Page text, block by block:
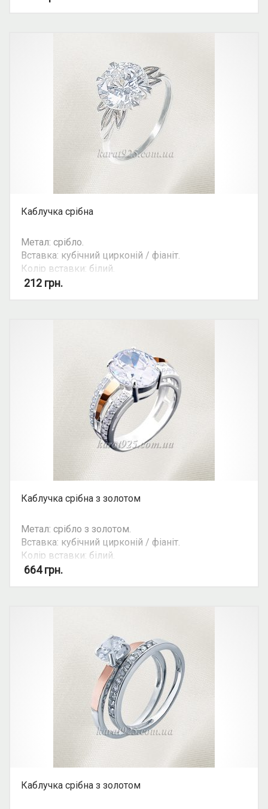
Каблучка срібна
Метал: срібло.
Вставка: кубічний цирконій / фіаніт.
Колір вставки: білий.
Вид: круглий камінь.
212 грн.
Каблучка срібна з золотом
Метал: срібло з золотом.
Вставка: кубічний цирконій / фіаніт.
Колір вставки: білий.
Вид: з 1 камінням.
664грн.
Каблучка срібна з золотом